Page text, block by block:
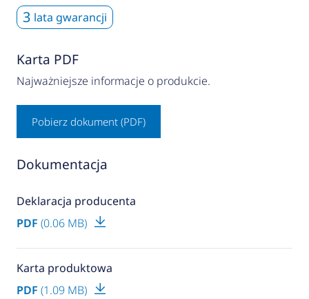
3 lata gwarancji
Karta PDF
Najważniejsze informacje o produkcie.
Pobierz dokument (PDF)
Dokumentacja
Deklaracja producenta
PDF (0.06 MB)
Karta produktowa
PDF (1.09 MB)